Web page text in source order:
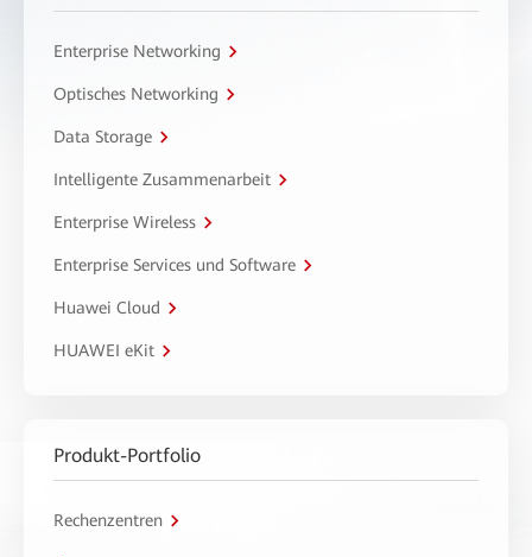
Enterprise Networking
Optisches Networking
Data Storage
Intelligente Zusammenarbeit
Enterprise Wireless
Enterprise Services und Software
Huawei Cloud
HUAWEI eKit
Produkt-Portfolio
Rechenzentren